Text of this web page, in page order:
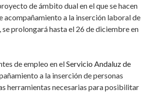
de ámbito dual en el que se hacen
acompañamiento a la inserción laboral de
prolongará hasta el 26 de diciembre en
de empleo en elServicio Andaluz de
a la inserción de personas
herramientas necesarias para posibilitar